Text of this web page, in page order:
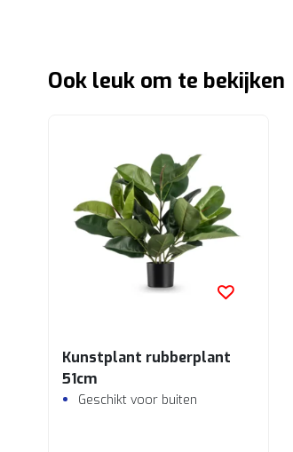
Ook leuk om te bekijken
Kunstplant rubberplant
51cm
Geschikt voor buiten